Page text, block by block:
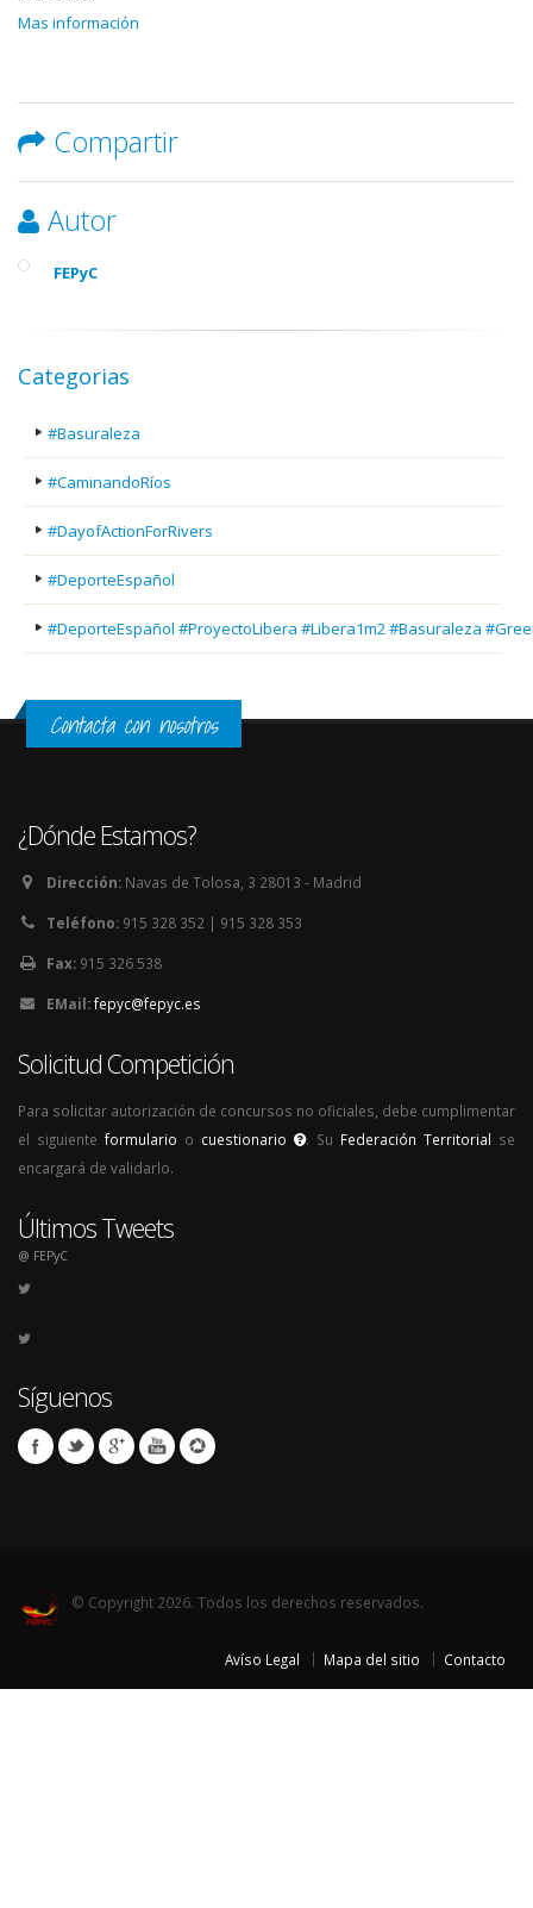
Mas información
Compartir
Autor
FEPyC
Categorias
#Basuraleza
#CaminandoRíos
#DayofActionForRivers
#DeporteEspañol
#DeporteEspañol #ProyectoLibera #Libera1m2 #Basuraleza
Contacta con nosotros
¿Dónde Estamos?
Dirección: Navas de Tolosa, 3 28013 - Madrid
Teléfono: 915 328 352 | 915 328 353
Fax: 915 326 538
EMail:fepyc@fepyc.es
Solicitud Competición
Para solicitar autorización de concursos no oficiales, debe cumplimentar
el siguiente formulario o cuestionario . Su Federación Territorial se
encargará de validarlo.
Últimos Tweets
@ FEPyC
Síguenos
© Copyright 2026. Todos los derechos reservados.
Avíso Legal Mapa del sitio Contacto